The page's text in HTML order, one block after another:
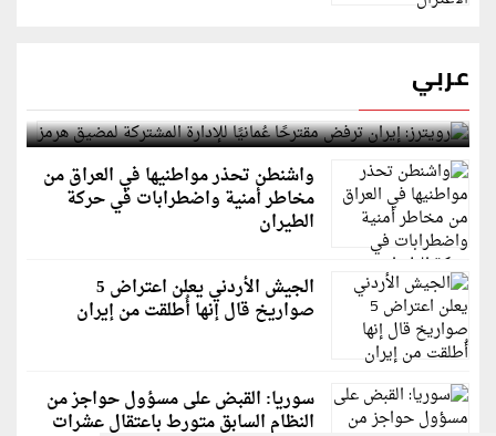
عربي
رويترز: إيران ترفض مقترحًا عُمانيًا للإدارة المشتركة
لمضيق هرمز
واشنطن تحذر مواطنيها في العراق من
مخاطر أمنية واضطرابات في حركة
الطيران
الجيش الأردني يعلن اعتراض 5
صواريخ قال إنها أُطلقت من إيران
سوريا: القبض على مسؤول حواجز من
النظام السابق متورط باعتقال عشرات